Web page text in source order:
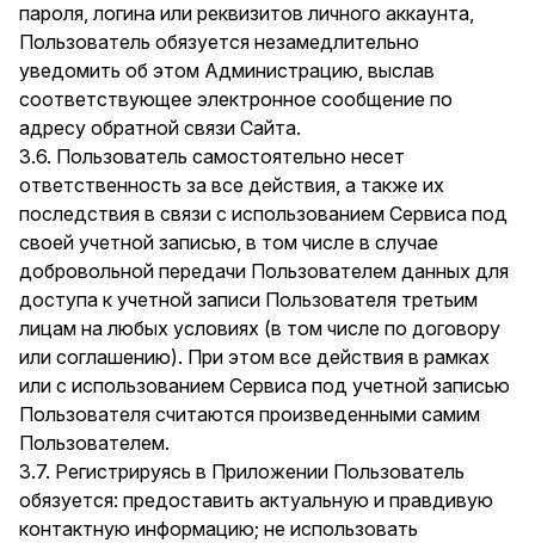
пароля, логина или реквизитов личного аккаунта,
Пользователь обязуется незамедлительно
уведомить об этом Администрацию, выслав
соответствующее электронное сообщение по
адресу обратной связи Сайта.
3.6. Пользователь самостоятельно несет
ответственность за все действия, а также их
последствия в связи с использованием Сервиса под
своей учетной записью, в том числе в случае
добровольной передачи Пользователем данных для
доступа к учетной записи Пользователя третьим
лицам на любых условиях (в том числе по договору
или соглашению). При этом все действия в рамках
или с использованием Сервиса под учетной записью
Пользователя считаются произведенными самим
Пользователем.
3.7. Регистрируясь в Приложении Пользователь
обязуется: предоставить актуальную и правдивую
контактную информацию; не использовать